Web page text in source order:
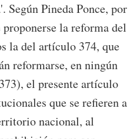
Según Pineda Ponce, por
la reforma del
la del artículo 374, que
reformarse, en ningún
el presente artículo
que se refieren a
nacional, al